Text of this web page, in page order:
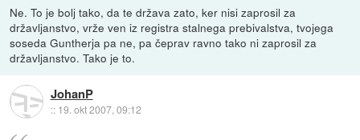
Ne. To je bolj tako, da te država zato, ker nisi zaprosil za
državljanstvo, vrže ven iz registra stalnega prebivalstva, tvojega
soseda Guntherja pa ne, pa čeprav ravno tako ni zaprosil za
državljanstvo. Tako je to.
JohanP
:: 19. okt 2007, 09:12